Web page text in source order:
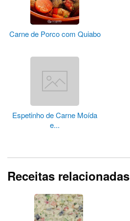
Carne de Porco com Quiabo
Espetinho de Carne Moída
e...
Receitas relacionadas